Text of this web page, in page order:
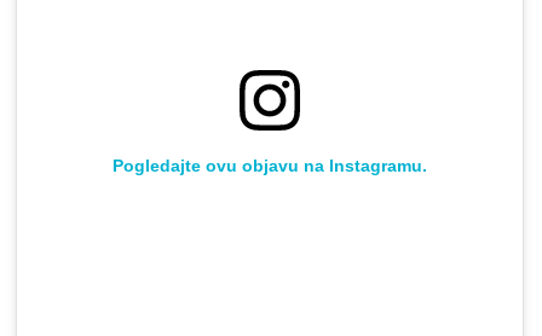
Pogledajte ovu objavu na Instagramu.